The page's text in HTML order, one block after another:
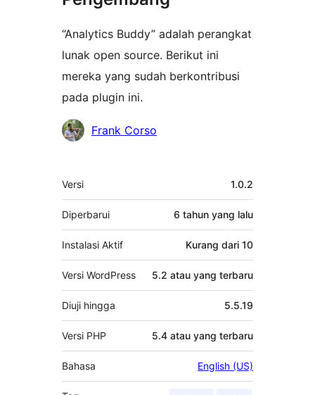
“Analytics Buddy” adalah perangkat
lunak open source. Berikut ini
mereka yang sudah berkontribusi
pada plugin ini.
KontributorFrank Corso
Meta
Versi 1.0.2
Diperbarui 6 tahun yang lalu
Instalasi Aktif Kurang dari 10
Versi WordPress 5.2 atau yang terbaru
Diuji hingga 5.5.19
Versi PHP 5.4 atau yang terbaru
Bahasa English (US)